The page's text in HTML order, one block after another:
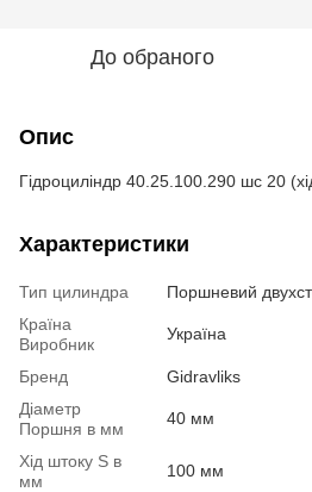
До обраного
Опис
Гідроциліндр 40.25.100.290 шс 20
Характеристики
Тип цилиндра
Поршневий
Країна
Виробник
Україна
Бренд
Gidravliks
Діаметр
Поршня в мм
40 мм
Хід штоку S в
мм
100 мм